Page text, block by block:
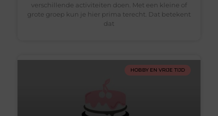
verschillende activiteiten doen. Met een kleine of
grote groep kun je hier prima terecht. Dat betekent
dat
HOBBY EN VRIJE TIJD